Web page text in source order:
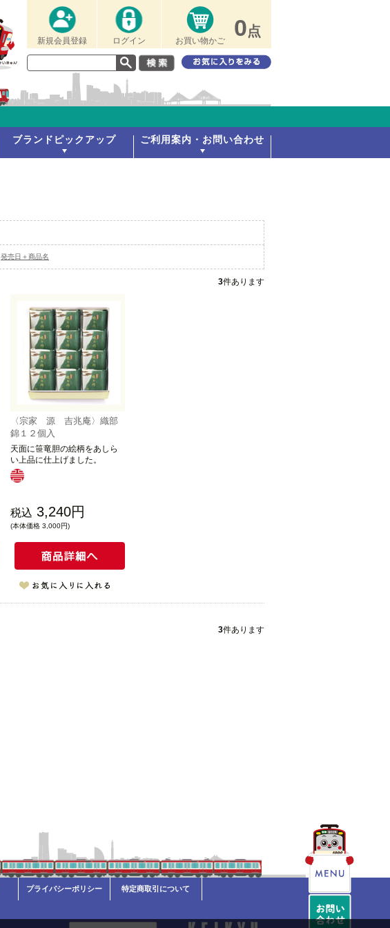
新規会員登録 ログイン お買い物かご 0点
ブランドピックアップ ご利用案内・お問い合わせ
発売日＋商品名
3件あります
〈宗家 源 吉兆庵〉織部
錦１２個入
天面に笹竜胆の絵柄をあしら
い上品に仕上げました。
税込 3,240円
(本体価格 3,000円)
3件あります
プライバシーポリシー 特定商取引について